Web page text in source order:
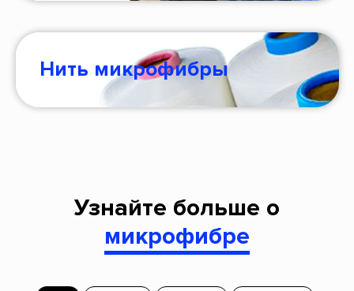
Нить микрофибры
Узнайте больше о
микрофибре